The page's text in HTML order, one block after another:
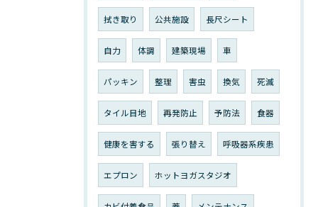
拭き取り 公共施設 長尺シート
自力 体調 建築現場 車
パッキン 整理 害虫 換気 死滅
タイル目地 再発防止 予防法 食器
健康を害する 張り替え 呼吸器系疾患
エプロン ホットヨガスタジオ